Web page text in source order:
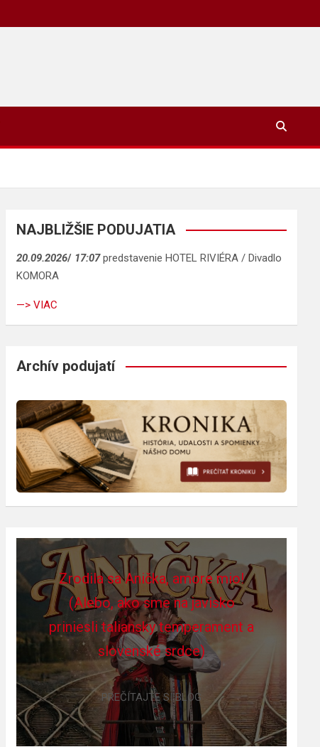
NAJBLIŽŠIE PODUJATIA
20.09.2026/ 17:07predstavenie HOTEL RIVIÉRA / Divadlo
KOMORA
—> VIAC
Archív podujatí
Zrodila sa Anička, amore mio!
(Alebo, ako sme na javisko
priniesli taliansky temperament a
slovenské srdce)
PREČÍTAJTE SI BLOG